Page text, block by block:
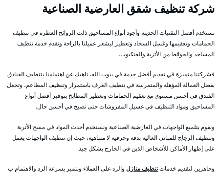
شركة تنظيف شقق العارضية الصناعية
نستخدم أفضل التقنيات الحديثة وأجود أنواع المساحيق ذلت الروائح العطرة في تنظيف
الحمامات وتعقيمها وغسل السجاد وتعطير ليشعر عميلنا بالراحة ونقدم خدمة تنظيف
المساجد والحوائط من الأتربة والعنكبوت.
فشركتنا متميزة في تقديم أفضل خدمة في بيوت الله، ناهيك عن اهتمامنا بتنظيف الفنادق
بفضل العمالة المؤهلة والمتمرسة في تنظيف الغرف باستمرار وتنظيف المطاعم، وتجعل
الفندق في أحسن مستوى مع تعقيم الحمامات وتعطير المطابخ بتوفير أفضل أنواع
المساحيق ومواد التنظيف في غسيل المفروشات حتى تصبح في أحسن حال.
ونقوم بتلميع الواجهات في العارضية الصناعية ونستخدم أحدث المواد في مسح الأتربة
وتنظيف الزجاج للمباني العالية بدقة وحرفية لا متناهية، حيث إن تنظيف الواجهات يعمل
على إظهار الأماكن للأشخاص الذين في الخارج بشكل جيد.
وجاهزين لتقديم خدماتتنظيف منازل والرد على العملاء ونتميز بسرعة الرد والاهتمام ب